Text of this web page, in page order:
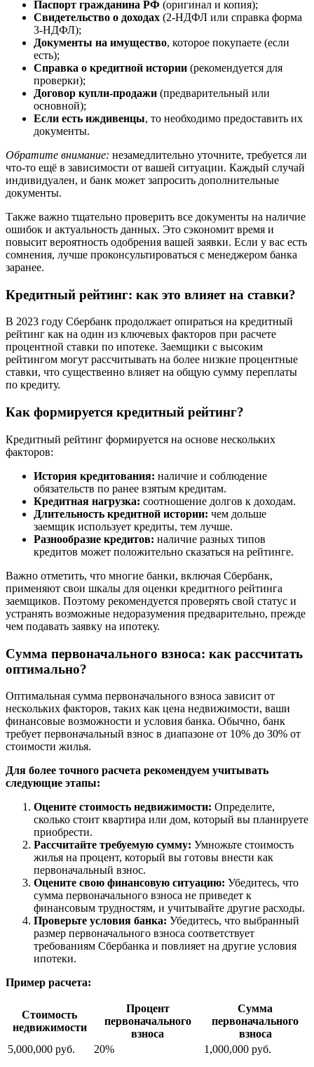
Паспорт гражданина РФ (оригинал и копия);
Свидетельство о доходах (2-НДФЛ или справка форма
3-НДФЛ);
Документы на имущество, которое покупаете (если
есть);
Справка о кредитной истории (рекомендуется для
проверки);
Договор купли-продажи (предварительный или
основной);
Если есть иждивенцы, то необходимо предоставить их
документы.
Обратите внимание: незамедлительно уточните, требуется ли
что-то ещё в зависимости от вашей ситуации. Каждый случай
индивидуален, и банк может запросить дополнительные
документы.
Также важно тщательно проверить все документы на наличие
ошибок и актуальность данных. Это сэкономит время и
повысит вероятность одобрения вашей заявки. Если у вас есть
сомнения, лучше проконсультироваться с менеджером банка
заранее.
Кредитный рейтинг: как это влияет на ставки?
В 2023 году Сбербанк продолжает опираться на кредитный
рейтинг как на один из ключевых факторов при расчете
процентной ставки по ипотеке. Заемщики с высоким
рейтингом могут рассчитывать на более низкие процентные
ставки, что существенно влияет на общую сумму переплаты
по кредиту.
Как формируется кредитный рейтинг?
Кредитный рейтинг формируется на основе нескольких
факторов:
История кредитования: наличие и соблюдение
обязательств по ранее взятым кредитам.
Кредитная нагрузка: соотношение долгов к доходам.
Длительность кредитной истории: чем дольше
заемщик использует кредиты, тем лучше.
Разнообразие кредитов: наличие разных типов
кредитов может положительно сказаться на рейтинге.
Важно отметить, что многие банки, включая Сбербанк,
применяют свои шкалы для оценки кредитного рейтинга
заемщиков. Поэтому рекомендуется проверять свой статус и
устранять возможные недоразумения предварительно, прежде
чем подавать заявку на ипотеку.
Сумма первоначального взноса: как рассчитать
оптимально?
Оптимальная сумма первоначального взноса зависит от
нескольких факторов, таких как цена недвижимости, ваши
финансовые возможности и условия банка. Обычно, банк
требует первоначальный взнос в диапазоне от 10% до 30% от
стоимости жилья.
Для более точного расчета рекомендуем учитывать
следующие этапы:
Оцените стоимость недвижимости: Определите,
сколько стоит квартира или дом, который вы планируете
приобрести.
Рассчитайте требуемую сумму: Умножьте стоимость
жилья на процент, который вы готовы внести как
первоначальный взнос.
Оцените свою финансовую ситуацию: Убедитесь, что
сумма первоначального взноса не приведет к
финансовым трудностям, и учитывайте другие расходы.
Проверьте условия банка: Убедитесь, что выбранный
размер первоначального взноса соответствует
требованиям Сбербанка и повлияет на другие условия
ипотеки.
Пример расчета:
Стоимость
недвижимости
Процент
первоначального
взноса
Сумма
первоначального
взноса
5,000,000 руб.
20% 1,000,000 руб.